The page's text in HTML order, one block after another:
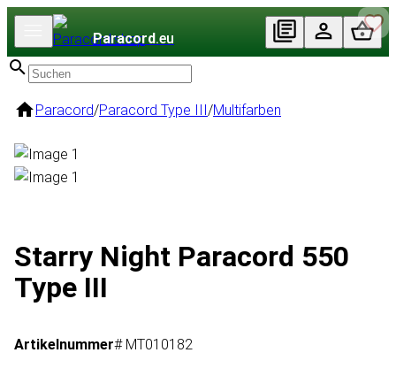
Paracord.eu
Paracord/Paracord Type III/Multifarben
Starry Night Paracord 550
Type III
Artikelnummer# MT010182